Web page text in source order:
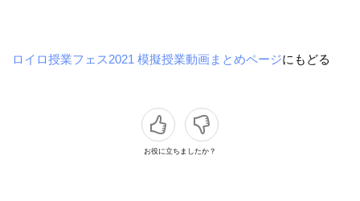
ロイロ授業フェス2021 模擬授業動画まとめページにもどる
お役に立ちましたか？